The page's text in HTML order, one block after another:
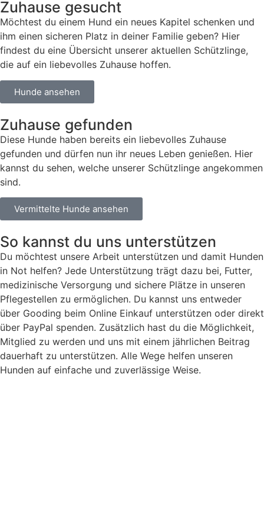
Zuhause gesucht
Möchtest du einem Hund ein neues Kapitel schenken und
ihm einen sicheren Platz in deiner Familie geben? Hier
findest du eine Übersicht unserer aktuellen Schützlinge,
die auf ein liebevolles Zuhause hoffen.
Hunde ansehen
Zuhause gefunden
Diese Hunde haben bereits ein liebevolles Zuhause
gefunden und dürfen nun ihr neues Leben genießen. Hier
kannst du sehen, welche unserer Schützlinge angekommen
sind.
Vermittelte Hunde ansehen
So kannst du uns unterstützen
Du möchtest unsere Arbeit unterstützen und damit Hunden
in Not helfen? Jede Unterstützung trägt dazu bei, Futter,
medizinische Versorgung und sichere Plätze in unseren
Pflegestellen zu ermöglichen. Du kannst uns entweder
über Gooding beim Online Einkauf unterstützen oder direkt
über PayPal spenden. Zusätzlich hast du die Möglichkeit,
Mitglied zu werden und uns mit einem jährlichen Beitrag
dauerhaft zu unterstützen. Alle Wege helfen unseren
Hunden auf einfache und zuverlässige Weise.